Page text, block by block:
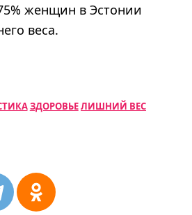
женщин в Эстонии
веса.
ЗДОРОВЬЕЛИШНИЙ ВЕС